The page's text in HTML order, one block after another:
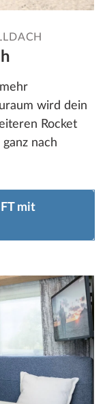
wird dein
Rocket
nach
mit